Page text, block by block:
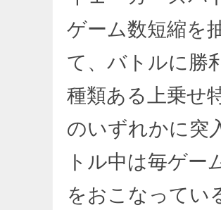
ゲーム数短縮を
て、バトルに勝
種類ある上乗せ
のいずれかに突
トル中は毎ゲー
をおこなってい